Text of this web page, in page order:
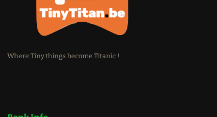
Where Tiny things become Titanic !